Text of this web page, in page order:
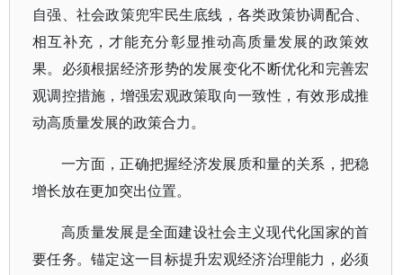
自强、社会政策兜牢民生底线，各类政策协调配合、
相互补充，才能充分彰显推动高质量发展的政策效
果。必须根据经济形势的发展变化不断优化和完善宏
观调控措施，增强宏观政策取向一致性，有效形成推
动高质量发展的政策合力。
一方面，正确把握经济发展质和量的关系，把稳
增长放在更加突出位置。
高质量发展是全面建设社会主义现代化国家的首
要任务。锚定这一目标提升宏观经济治理能力，必须